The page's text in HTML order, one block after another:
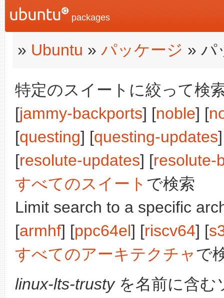
packages
» Ubuntu » パッケージ » パ
特定のスイートに絞って検
[jammy-backports] [noble] [
[questing] [questing-updates
[resolute-updates] [resolute-
すべてのスイート で検索
Limit search to a specific
[armhf] [ppc64el] [riscv64] [
すべてのアーキテクチャで
linux-lts-trustyを名前に含む